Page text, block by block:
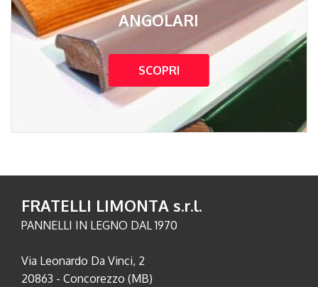
ANGOLARI
SCOPRI
FRATELLI LIMONTA s.r.l.
PANNELLI IN LEGNO DAL 1970
Via Leonardo Da Vinci, 2
20863 - Concorezzo (MB)